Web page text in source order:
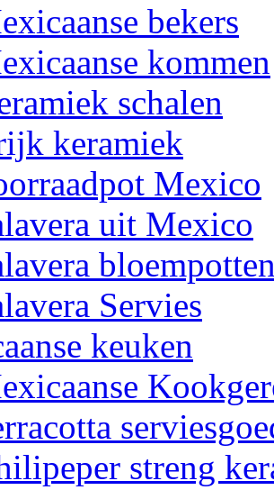
bekers
kommen
schalen
keramiek
Mexico
uit Mexico
Servies
keuken
streng